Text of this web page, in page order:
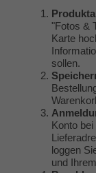
"Fotos &
Karte
sollen.
Konto
loggen
und